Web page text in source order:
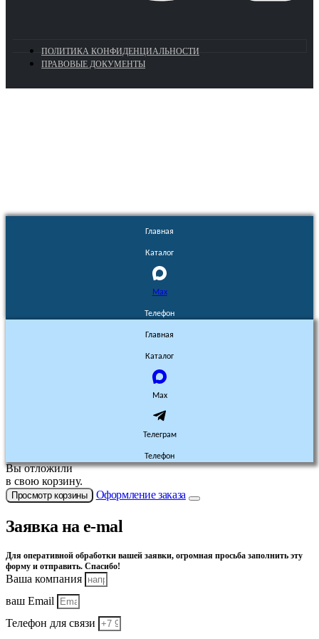
ПОЛИТИКА КОНФИДЕНЦИАЛЬНОСТИ
ПРАВОВЫЕ ДОКУМЕНТЫ
Главная
Каталог
Max
Телефон
Главная
Каталог
Max
Телеграм
Телефон
Вы отложили
в свою корзину.
Просмотр корзины Оформление заказа
Заявка на e-mal
Для оперативной обработки вашей заявки, огромная просьба заполнить эту
форму и отправить. Спасибо!
Ваша компания
ваш Email
Телефон для связи